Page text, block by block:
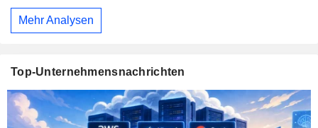
Mehr Analysen
Top-Unternehmensnachrichten